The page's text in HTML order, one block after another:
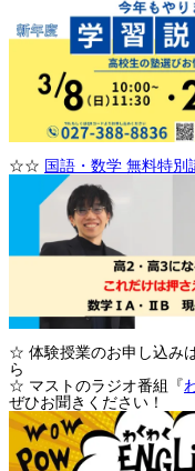
☆☆ 国語・数学 無料特別
☆ 体験授業のお申し込み
ら
☆ マストのラジオ番組『
ぜひお聞きください！